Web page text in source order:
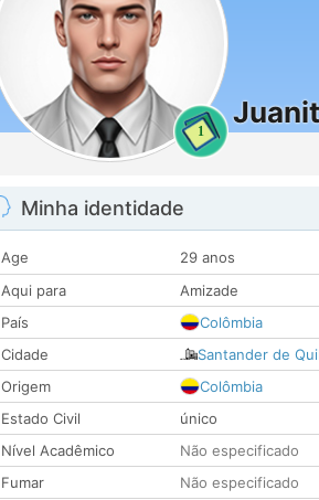
1
Minha identidade
Age
29 anos
Aqui para
Amizade
País
Colômbia
Cidade
Santander de
Origem
Colômbia
Estado Civil
único
Nível Acadêmico
Não especificado
Fumar
Não especificado